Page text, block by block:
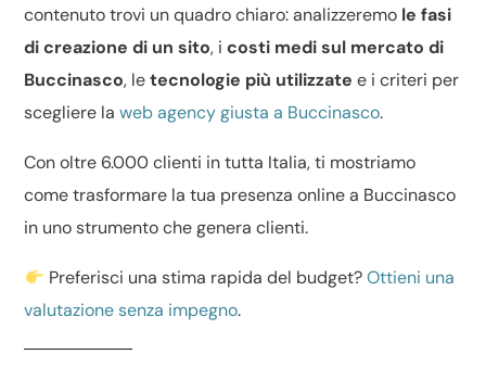
contenuto trovi un quadro chiaro: analizzeremo le fasi
di creazione di un sito, icosti medi sul mercato di
Buccinasco, letecnologie più utilizzate e i criteri per
scegliere laweb agency giusta a Buccinasco.
Con oltre 6.000 clienti in tutta Italia, ti mostriamo
come trasformare la tua presenza online a Buccinasco
in uno strumento che genera clienti.
Preferisci una stima rapida del budget?Ottieni una
valutazione senza impegno.